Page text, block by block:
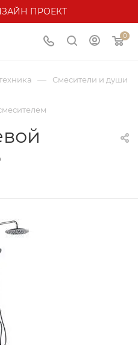
ПРОЕКТ
0
— Смесители и души